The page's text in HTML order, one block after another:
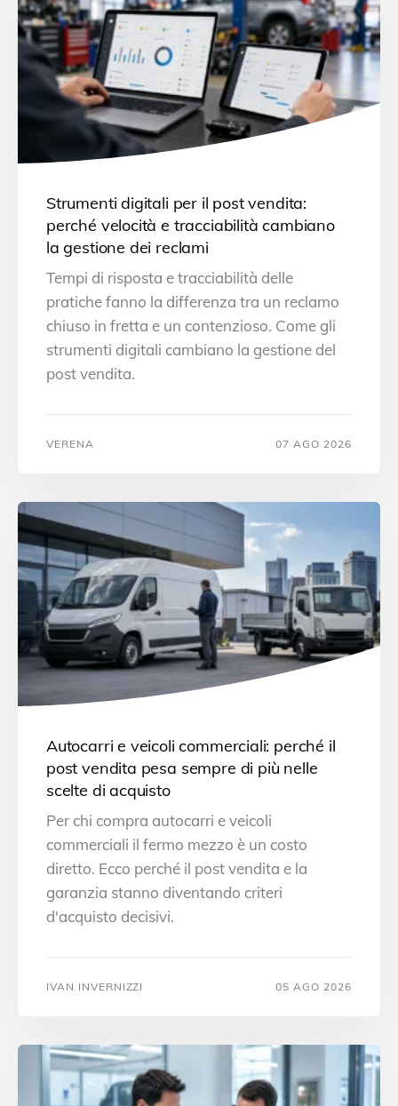
k
n
p
d
i
Strumenti digitali per il post vendita:
perché velocità e tracciabilità cambiano
la gestione dei reclami
Tempi di risposta e tracciabilità delle
pratiche fanno la differenza tra un reclamo
chiuso in fretta e un contenzioso. Come gli
strumenti digitali cambiano la gestione del
post vendita.
VERENA 07 AGO 2026
Autocarri e veicoli commerciali: perché il
post vendita pesa sempre di più nelle
scelte di acquisto
Per chi compra autocarri e veicoli
commerciali il fermo mezzo è un costo
diretto. Ecco perché il post vendita e la
garanzia stanno diventando criteri
d'acquisto decisivi.
IVAN INVERNIZZI 05 AGO 2026